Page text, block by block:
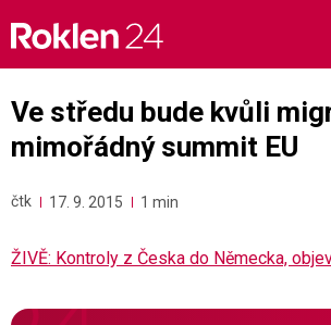
content
Ve středu bude kvůli
mimořádný summit EU
čtk 17. 9. 2015 1 min
ŽIVĚ: Kontroly z Česka do Německa,